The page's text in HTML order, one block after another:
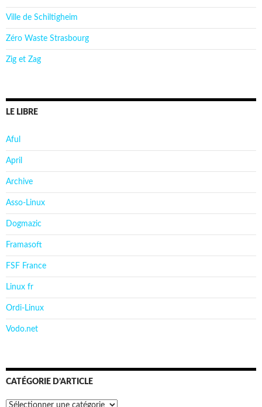
Ville de Schiltigheim
Zéro Waste Strasbourg
Zig et Zag
LE LIBRE
Aful
April
Archive
Asso-Linux
Dogmazic
Framasoft
FSF France
Linux fr
Ordi-Linux
Vodo.net
CATÉGORIE D’ARTICLE
Catégorie